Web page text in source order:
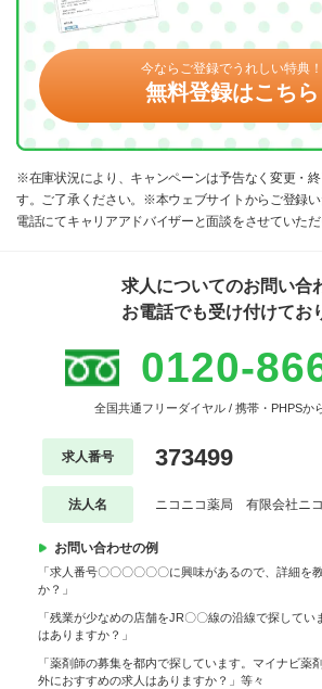
今ならご登録でうれしい特典！
無料登録はこちら
※在庫状況により、キャンペーンは予告なく変更・
す。ご了承ください。※本ウェブサイトからご登録
電話にてキャリアアドバイザーと面談をさせていただ
求人についてのお問い合
お電話でも受け付けてお
0120-
全国共通フリーダイヤル / 携帯・PHPSか
求人番号 373499
法人名 ニコニコ薬局 有限会社ニ
お問い合わせの例
「求人番号〇〇〇〇〇〇に興味があるので、詳細を
か？」
「残業が少なめの店舗をJR〇〇線の沿線で探して
はありますか？」
「薬剤師の募集を都内で探しています。マイナビ薬
外におすすめの求人はありますか？」等々